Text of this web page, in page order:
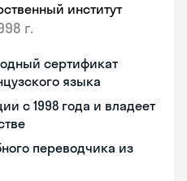
институт
г.
сертификат
языка
с 1998 года и владеет
переводчика из